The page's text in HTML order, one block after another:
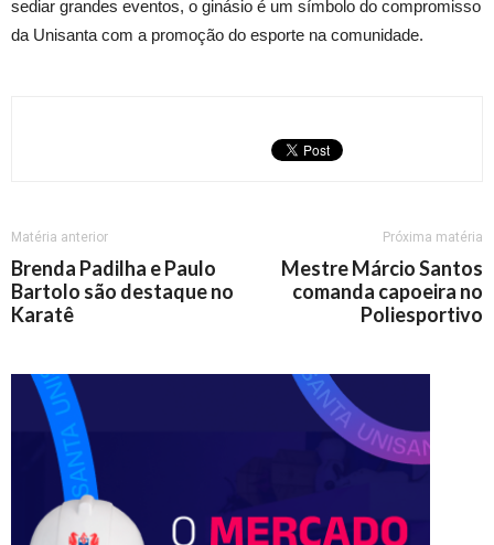
sediar grandes eventos, o ginásio é um símbolo do compromisso
da Unisanta com a promoção do esporte na comunidade.
Matéria anterior
Brenda Padilha e Paulo
Bartolo são destaque no
Karatê
Próxima matéria
Mestre Márcio Santos
comanda capoeira no
Poliesportivo